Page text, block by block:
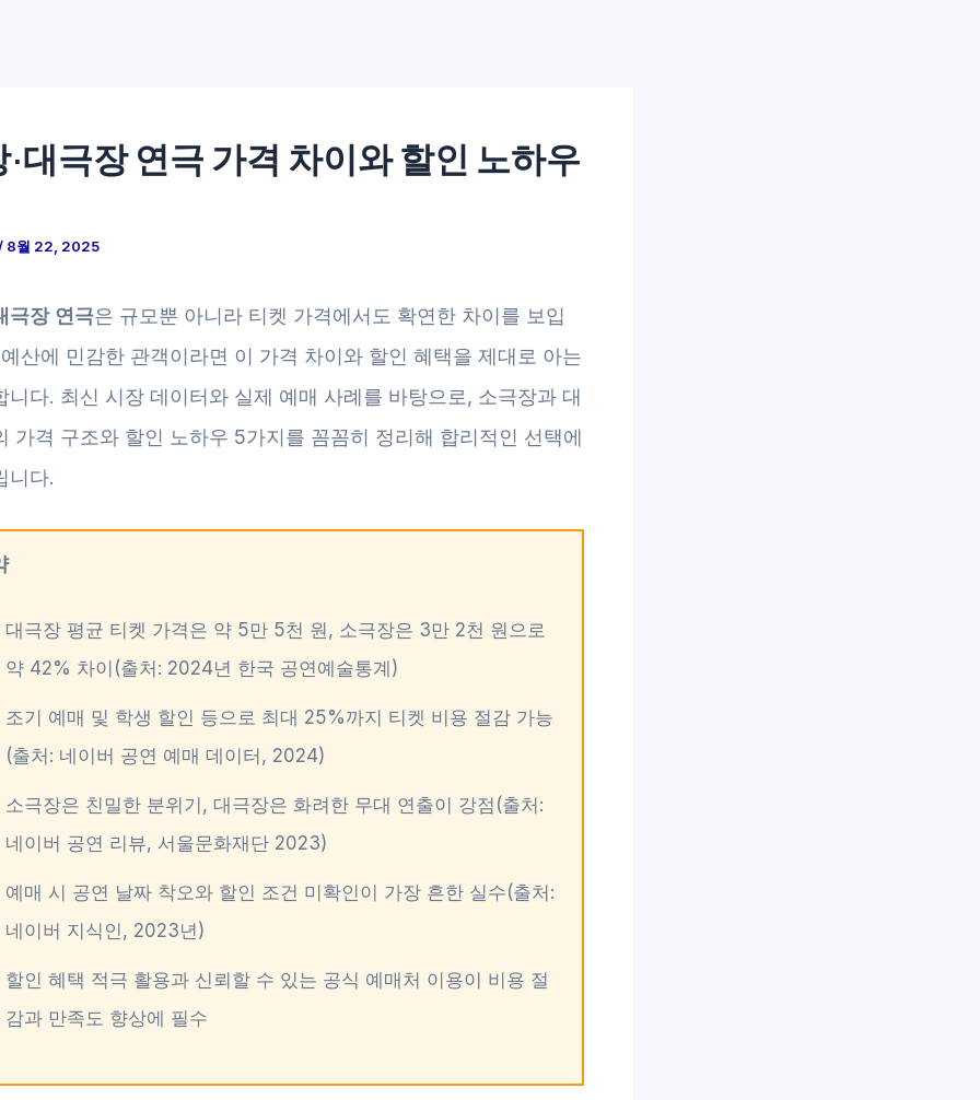
대극장 연극 가격 차이와 할인 노하우
8월 22, 2025
극장 연극은 규모뿐 아니라 티켓 가격에서도 확연한 차이를 보입
산에 민감한 관객이라면 이 가격 차이와 할인 혜택을 제대로 아는
니다. 최신 시장 데이터와 실제 예매 사례를 바탕으로, 소극장과 대
가격 구조와 할인 노하우 5가지를 꼼꼼히 정리해 합리적인 선택에
니다.
대극장 평균 티켓 가격은 약 5만 5천 원, 소극장은 3만 2천 원으로
약 42% 차이(출처: 2024년 한국 공연예술통계)
조기 예매 및 학생 할인 등으로 최대 25%까지 티켓 비용 절감 가능
(출처: 네이버 공연 예매 데이터, 2024)
소극장은 친밀한 분위기, 대극장은 화려한 무대 연출이 강점(출처:
네이버 공연 리뷰, 서울문화재단 2023)
예매 시 공연 날짜 착오와 할인 조건 미확인이 가장 흔한 실수(출처:
네이버 지식인, 2023년)
할인 혜택 적극 활용과 신뢰할 수 있는 공식 예매처 이용이 비용 절
감과 만족도 향상에 필수